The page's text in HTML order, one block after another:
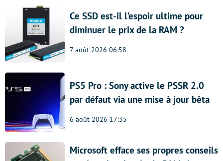
Ce SSD est-il l’espoir ultime pour
diminuer le prix de la RAM ?
7 août 2026 06:58
PS5 Pro : Sony active le PSSR 2.0
par défaut via une mise à jour bêta
6 août 2026 17:35
Microsoft efface ses propres conseils